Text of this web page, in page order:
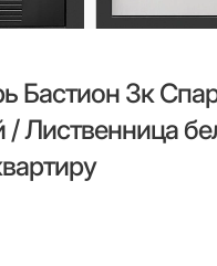
Бастион 3к
Лиственница